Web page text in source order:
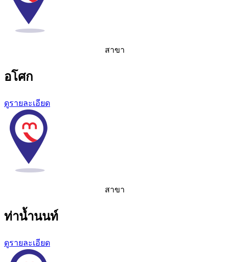
สาขา
อโศก
ดูรายละเอียด
สาขา
ท่าน้ำนนท์
ดูรายละเอียด